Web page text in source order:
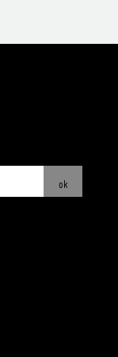
ok